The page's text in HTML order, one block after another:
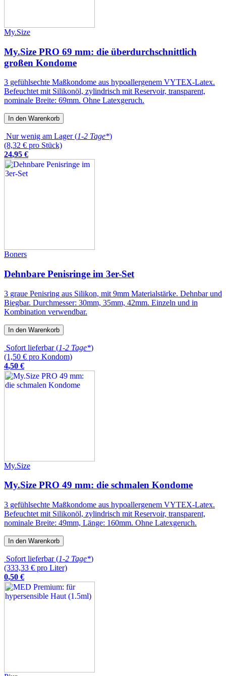
My.Size
My.Size PRO 69 mm: die überdurchschnittlich
großen Kondome
3 gefühlsechte Maßkondome aus hypoallergenem VYTEX-Latex.
Befeuchtet mit Silikonöl, zylindrisch mit Reservoir, transparent,
nominale Breite: 69mm. Ohne Latexgeruch.
In den Warenkorb
Nur wenig am Lager (1-2 Tage*)
(8,32 € pro Stück)
24,95 €
Boners
Dehnbare Penisringe im 3er-Set
3 graue Penisring aus Silikon, mit 9mm Materialstärke. Dehnbar und
Biegbar. Durchmesser: 30mm, 35mm, 42mm. Einzeln und in
Kombination verwendbar.
In den Warenkorb
Sofort lieferbar (1-2 Tage*)
(1,50 € pro Kondom)
4,50 €
My.Size
My.Size PRO 49 mm: die schmalen Kondome
3 gefühlsechte Maßkondome aus hypoallergenem VYTEX-Latex.
Befeuchtet mit Silikonöl, zylindrisch mit Reservoir, transparent,
nominale Breite: 49mm, Länge: 160mm. Ohne Latexgeruch.
In den Warenkorb
Sofort lieferbar (1-2 Tage*)
(333,33 € pro Liter)
0,50 €